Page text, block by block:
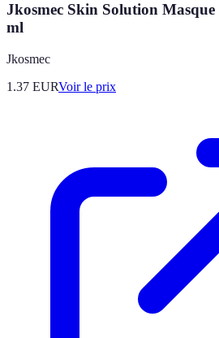
Jkosmec Skin Solution Masque
ml
Jkosmec
1.37 EURVoir le prix